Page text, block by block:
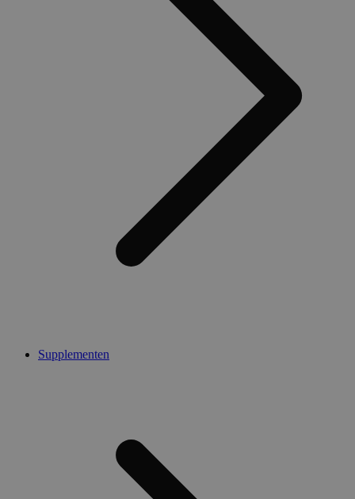
Supplementen